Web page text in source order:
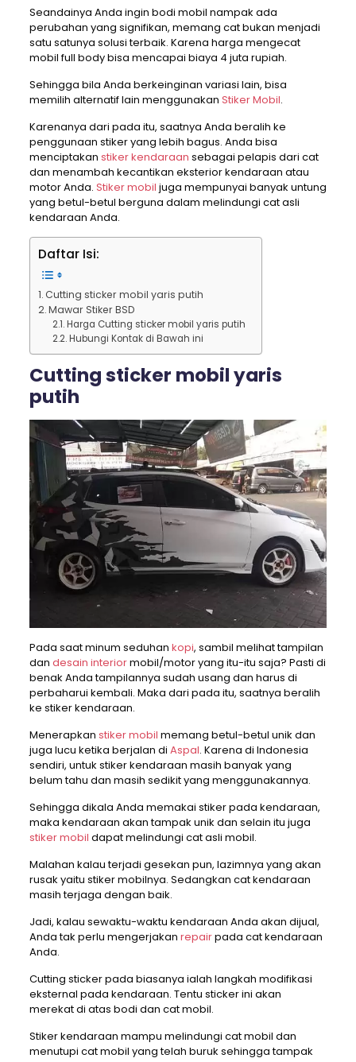
Seandainya Anda ingin bodi mobil nampak ada
perubahan yang signifikan, memang cat bukan menjadi
satu satunya solusi terbaik. Karena harga mengecat
mobil full body bisa mencapai biaya 4 juta rupiah.
Sehingga bila Anda berkeinginan variasi lain, bisa
memilih alternatif lain menggunakan Stiker Mobil.
Karenanya dari pada itu, saatnya Anda beralih ke
penggunaan stiker yang lebih bagus. Anda bisa
menciptakan stiker kendaraan sebagai pelapis dari cat
dan menambah kecantikan eksterior kendaraan atau
motor Anda. Stiker mobil juga mempunyai banyak untung
yang betul-betul berguna dalam melindungi cat asli
kendaraan Anda.
Daftar Isi:
Cutting sticker mobil yaris putih
Mawar Stiker BSD
Harga Cutting sticker mobil yaris putih
Hubungi Kontak di Bawah ini
Cutting sticker mobil yaris
putih
Pada saat minum seduhan kopi, sambil melihat tampilan
dan desain interiormobil/motor yang itu-itu saja? Pasti di
benak Anda tampilannya sudah usang dan harus di
perbaharui kembali. Maka dari pada itu, saatnya beralih
ke stiker kendaraan.
Menerapkan stiker mobil memang betul-betul unik dan
juga lucu ketika berjalan di Aspal. Karena di Indonesia
sendiri, untuk stiker kendaraan masih banyak yang
belum tahu dan masih sedikit yang menggunakannya.
Sehingga dikala Anda memakai stiker pada kendaraan,
maka kendaraan akan tampak unik dan selain itu juga
stiker mobil dapat melindungi cat asli mobil.
Malahan kalau terjadi gesekan pun, lazimnya yang akan
rusak yaitu stiker mobilnya. Sedangkan cat kendaraan
masih terjaga dengan baik.
Jadi, kalau sewaktu-waktu kendaraan Anda akan dijual,
Anda tak perlu mengerjakan repairpada cat kendaraan
Anda.
Cutting sticker pada biasanya ialah langkah modifikasi
eksternal pada kendaraan. Tentu sticker ini akan
merekat di atas bodi dan cat mobil.
Stiker kendaraan mampu melindungi cat mobil dan
menutupi cat mobil yang telah buruk sehingga tampak